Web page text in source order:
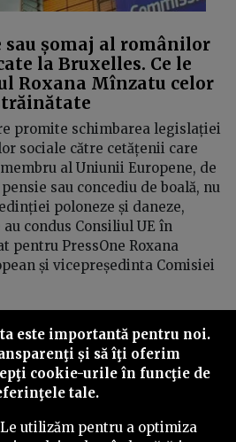
sau șomaj al românilor
la Bruxelles. Ce le
Roxana Mînzatu celor
promite schimbarea legislației
sociale către cetățenii care
al Uniunii Europene, de
sau concediu de boală, nu
poloneze și daneze,
condus Consiliul UE în
pentru PressOne Roxana
și vicepreședinta Comisiei
Inainte
este importantă pentru noi.
și să îţi oferim
cookie-urile în funcţie de
tale.
utilizăm pentru a optimiza